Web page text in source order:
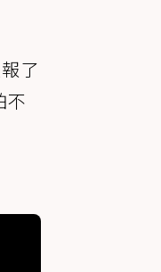
了
不